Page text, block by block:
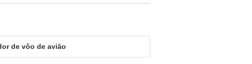
de vôo de avião